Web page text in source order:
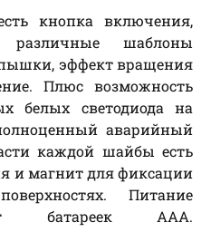
кнопка включения,
различные шаблоны
эффект вращения
Плюс возможность
белых светодиода на
аварийный
каждой шайбы есть
и магнит для фиксации
Питание
от батареек ААА.